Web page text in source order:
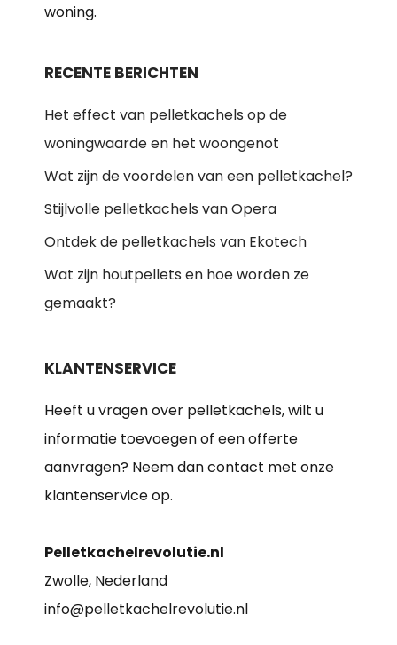
woning.
RECENTE BERICHTEN
Het effect van pelletkachels op de
woningwaarde en het woongenot
Wat zijn de voordelen van een pelletkachel?
Stijlvolle pelletkachels van Opera
Ontdek de pelletkachels van Ekotech
Wat zijn houtpellets en hoe worden ze
gemaakt?
KLANTENSERVICE
Heeft u vragen over pelletkachels, wilt u
informatie toevoegen of een offerte
aanvragen? Neem dan contact met onze
klantenservice op.
Pelletkachelrevolutie.nl
Zwolle, Nederland
info@pelletkachelrevolutie.nl